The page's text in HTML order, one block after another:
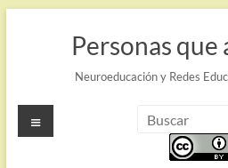
Personas que
Neuroeducación y Redes
Menú